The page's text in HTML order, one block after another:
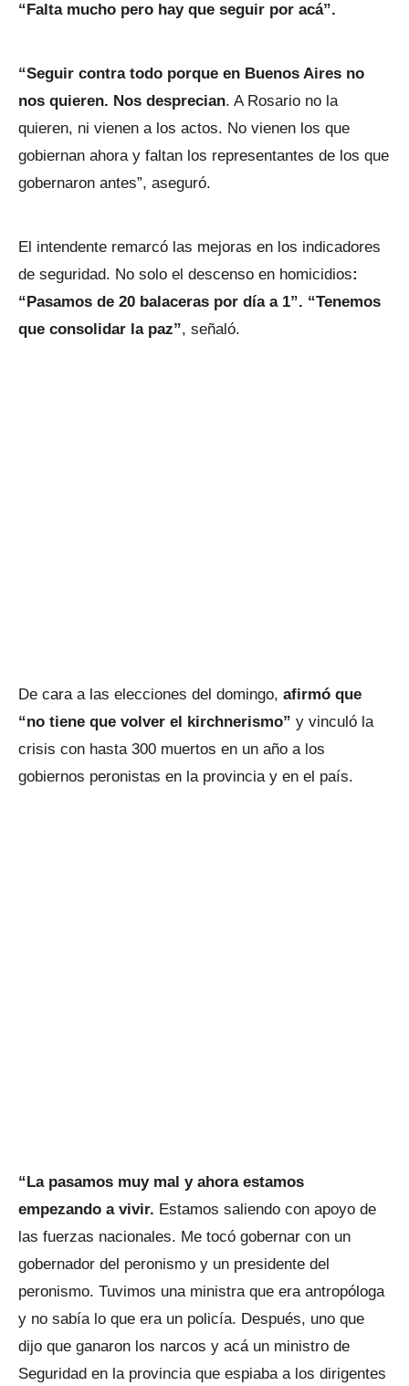
“Falta mucho pero hay que seguir por acá”.
“Seguir contra todo porque en Buenos Aires no
nos quieren. Nos desprecian. A Rosario no la
quieren, ni vienen a los actos. No vienen los que
gobiernan ahora y faltan los representantes de los que
gobernaron antes”, aseguró.
El intendente remarcó las mejoras en los indicadores
de seguridad. No solo el descenso en homicidios:
“Pasamos de 20 balaceras por día a 1”. “Tenemos
que consolidar la paz”, señaló.
De cara a las elecciones del domingo, afirmó que
“no tiene que volver el kirchnerismo” y vinculó la
crisis con hasta 300 muertos en un año a los
gobiernos peronistas en la provincia y en el país.
“La pasamos muy mal y ahora estamos
empezando a vivir. Estamos saliendo con apoyo de
las fuerzas nacionales. Me tocó gobernar con un
gobernador del peronismo y un presidente del
peronismo. Tuvimos una ministra que era antropóloga
y no sabía lo que era un policía. Después, uno que
dijo que ganaron los narcos y acá un ministro de
Seguridad en la provincia que espiaba a los dirigentes